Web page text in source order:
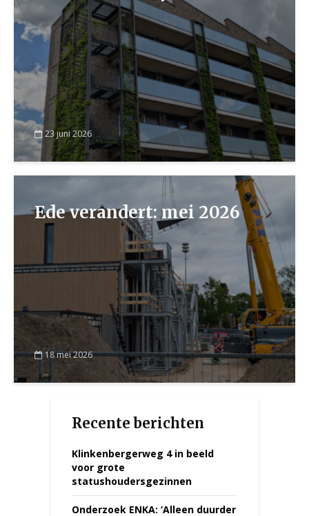
23 juni 2026
Ede verandert: mei 2026
18 mei 2026
Recente berichten
Klinkenbergerweg 4 in beeld
voor grote
statushoudersgezinnen
Onderzoek ENKA: ‘Alleen duurder